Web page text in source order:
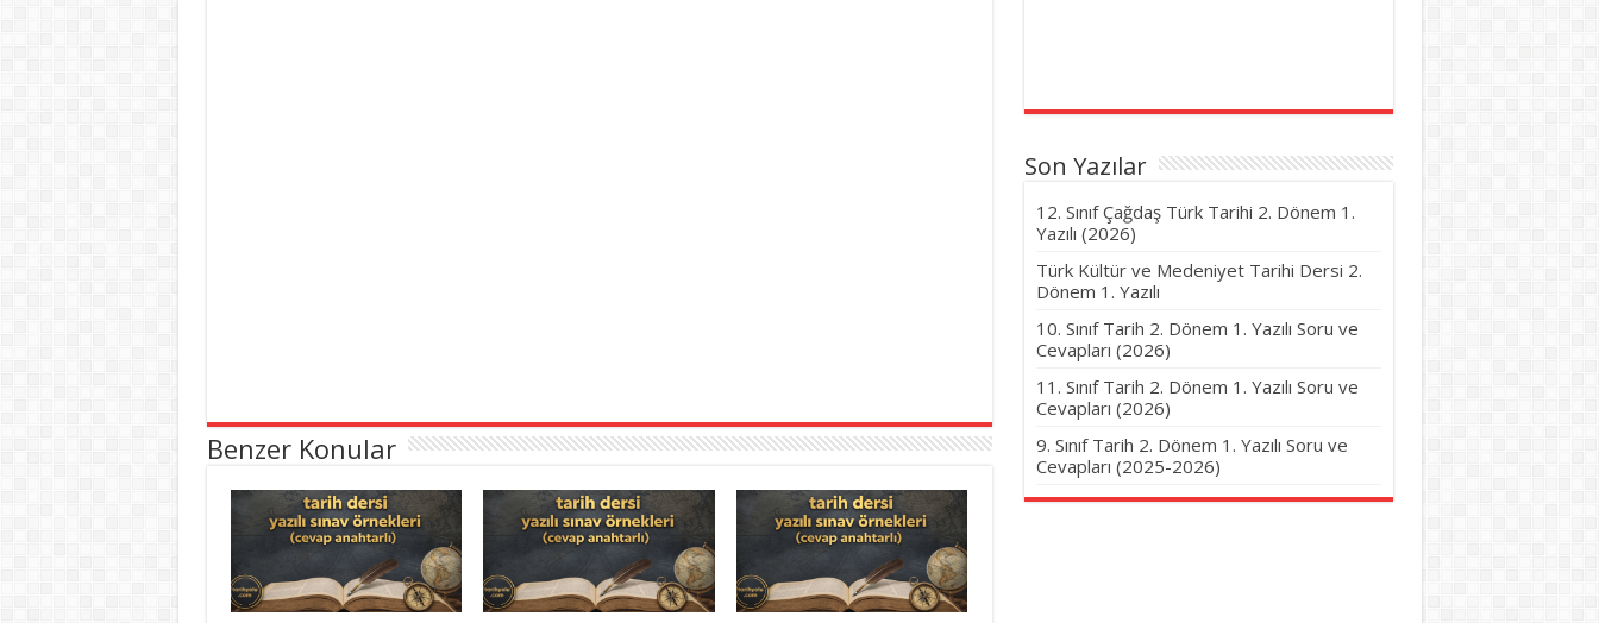
Benzer Konular
Son Yazılar
12. Sınıf Çağdaş Türk Tarihi 2. Dönem 1.
Yazılı (2026)
Türk Kültür ve Medeniyet Tarihi Dersi 2.
Dönem 1. Yazılı
10. Sınıf Tarih 2. Dönem 1. Yazılı Soru ve
Cevapları (2026)
11. Sınıf Tarih 2. Dönem 1. Yazılı Soru ve
Cevapları (2026)
9. Sınıf Tarih 2. Dönem 1. Yazılı Soru ve
Cevapları (2025-2026)